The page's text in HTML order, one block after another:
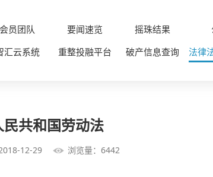
会员团队 要闻速览 摇珠结果
汇云系统 重整投融平台 破产信息查询 法律
民共和国劳动法
12-29 浏览量：6442